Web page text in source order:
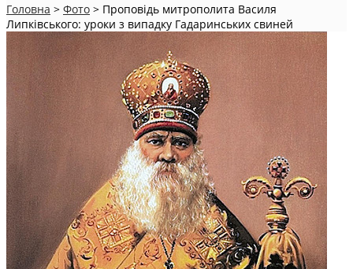
Головна > Фото > Проповідь митрополита Василя
Липківського: уроки з випадку Гадаринських свиней